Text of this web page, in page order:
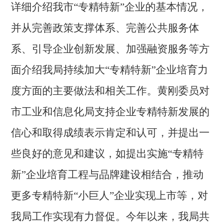
详细介绍我市“专精特新”企业的基本情况，
并从完善政策支撑体系、完善公共服务体
系、引导企业创新发展、加强融资服务等方
面介绍我局持续加大“专精特新”企业培育力
度方面的主要做法和相关工作。黄刚委员对
市工业和信息化局支持企业专精特新发展的
信心和取得成绩表示肯定和认可，并提出一
些良好的意见和建议，如提出实施“专精特
新”企业培育工程与品牌建设相结合，推动
更多专精特新“小巨人”企业实现上市等，对
我局工作实现有力督促。今年以来，我局共